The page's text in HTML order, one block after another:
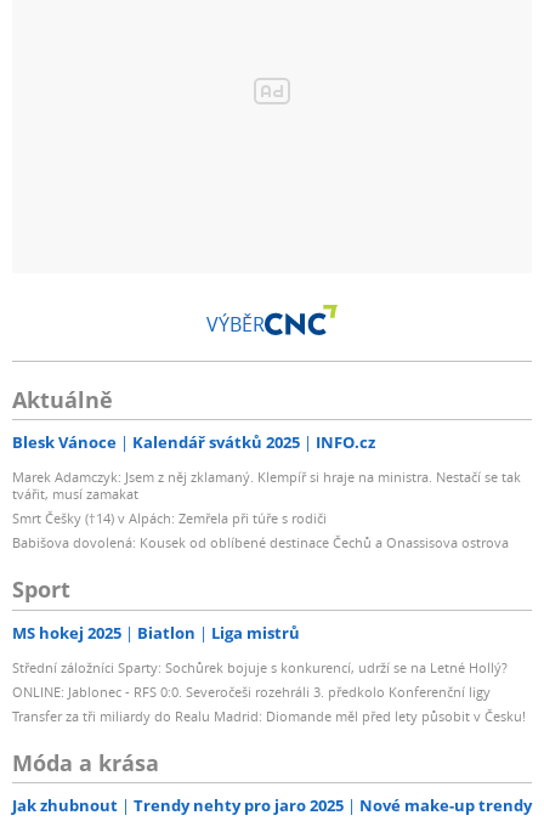
VÝBĚR
Aktuálně
Blesk Vánoce Kalendář svátků 2025 INFO.cz
Marek Adamczyk: Jsem z něj zklamaný. Klempíř si hraje na ministra. Nestačí se tak
tvářit, musí zamakat
Smrt Češky (†14) v Alpách: Zemřela při túře s rodiči
Babišova dovolená: Kousek od oblíbené destinace Čechů a Onassisova ostrova
Sport
MS hokej 2025 Biatlon Liga mistrů
Střední záložníci Sparty: Sochůrek bojuje s konkurencí, udrží se na Letné Hollý?
ONLINE: Jablonec - RFS 0:0. Severočeši rozehráli 3. předkolo Konferenční ligy
Transfer za tři miliardy do Realu Madrid: Diomande měl před lety působit v Česku!
Móda a krása
Jak zhubnout Trendy nehty pro jaro 2025 Nové make-up trendy